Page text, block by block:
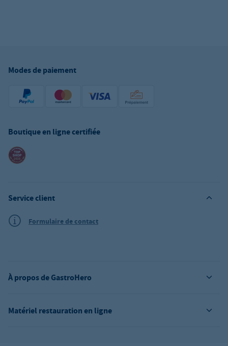
Modes de paiement
Boutique en ligne certifiée
Matériel restauration en ligne
À propos de GastroHero
Service client
Formulaire de contact